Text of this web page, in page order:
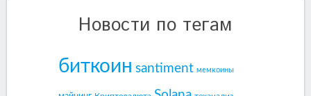
Новости по тегам
биткоин santiment мемкоины